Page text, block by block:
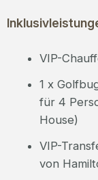
VIP-
1 x
für 4
House)
VIP-
von